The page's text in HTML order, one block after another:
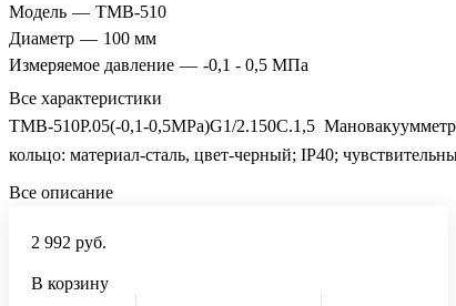
Модель — ТМВ-510
Диаметр — 100 мм
Измеряемое давление — -0,1 - 0,5 МПа
Все характеристики
ТМВ-510Р.05(-0,1-0,5MPa)G1/2.150C.1,5
кольцо: материал-сталь, цвет-черный; IP40;
Все описание
2 992 руб.
В корзину